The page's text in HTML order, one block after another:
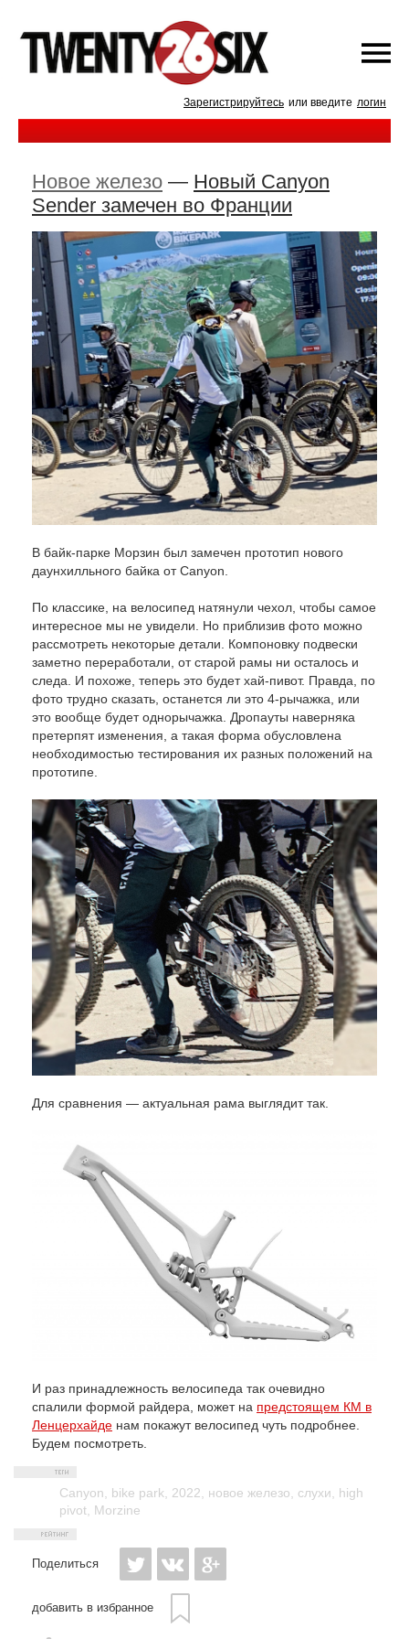
Зарегистрируйтесь или введите логин
Новое железо — Новый Canyon
Sender замечен во Франции
В байк-парке Морзин был замечен прототип нового
даунхилльного байка от Canyon.
По классике, на велосипед натянули чехол, чтобы самое
интересное мы не увидели. Но приблизив фото можно
рассмотреть некоторые детали. Компоновку подвески
заметно переработали, от старой рамы ни осталось и
следа. И похоже, теперь это будет хай-пивот. Правда, по
фото трудно сказать, останется ли это 4-рычажка, или
это вообще будет однорычажка. Дропауты наверняка
претерпят изменения, а такая форма обусловлена
необходимостью тестирования их разных положений на
прототипе.
Для сравнения — актуальная рама выглядит так.
И раз принадлежность велосипеда так очевидно
спалили формой райдера, может на предстоящем КМ в
Ленцерхайде нам покажут велосипед чуть подробнее.
Будем посмотреть.
Canyon, bike park, 2022, новое железо, слухи, high
pivot, Morzine
Поделиться
добавить в избранное